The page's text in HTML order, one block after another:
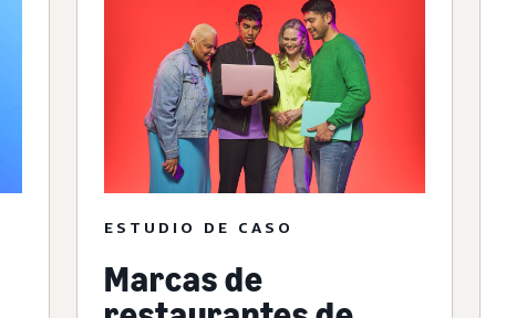
ESTUDIO DE CASO
Marcas de